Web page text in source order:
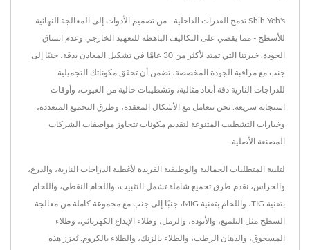
Shih Yeh's تدمج القدرات الداخلية - من تصميم الأدوات إلى المعالجة النهائية
للأسطح - مما يقضي على التكاليف الباهظة للتعهيد الخارجي وعدم اتساق
الجودة. خبرتنا التي تمتد لأكثر من 30 عامًا في تشكيل المعادن بدقة، جنبًا إلى
جنب مع مراقبة الجودة المخصصة، تضمن أن تحقق مكوناتك التجميلية
للدراجات النارية دقة أبعاد مثالية، وتشطيبات خالية من العيوب، وأوقات
استجابة سريعة. نحن نتعامل مع الأشكال المعقدة، وطرق التجميع المتعددة،
وخيارات التشطيب المتنوعة لتقديم مكونات تتجاوز مواصفات الشركات
المصنعة الأصلية.
لتلبية المتطلبات الجمالية والوظيفية الفريدة لأغطية الدراجات النارية، والدرع،
والحراس، نقدم طرق تجميع شاملة تشمل التثبيت، واللحام النقطي، واللحام
بتقنية TIG، واللحام بتقنية MIG، جنبًا إلى جنب مع مجموعة كاملة من معالجة
السطح مثل التلميع، والأنودة، والرمل، وطلاء الإيداع الكهربائي، وطلاء
المسحوق، والدهان الرطب، والطلاء بالزنك، والطلاء بالكروم. تُعزز هذه